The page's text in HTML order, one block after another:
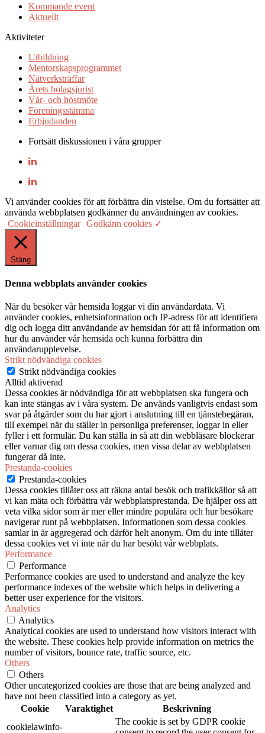
Kommande event
Aktuellt
Aktiviteter
Utbildning
Mentorskapsprogrammet
Nätverksträffar
Årets bolagsjurist
Vår- och höstmöte
Föreningsstämma
Erbjudanden
Fortsätt diskussionen i våra grupper
Vi använder cookies för att förbättra din vistelse. Om du fortsätter att
använda webbplatsen godkänner du användningen av cookies.
Cookieinställningar Godkänn cookies ✓
Stäng
Denna webbplats använder cookies
När du besöker vår hemsida loggar vi din användardata. Vi
använder cookies, enhetsinformation och IP-adress för att identifiera
dig och logga ditt användande av hemsidan för att få information om
hur du använder vår hemsida och kunna förbättra din
användarupplevelse.
Strikt nödvändiga cookies
Strikt nödvändiga cookies
Alltid aktiverad
Dessa cookies är nödvändiga för att webbplatsen ska fungera och
kan inte stängas av i våra system. De används vanligtvis endast som
svar på åtgärder som du har gjort i anslutning till en tjänstebegäran,
till exempel när du ställer in personliga preferenser, loggar in eller
fyller i ett formulär. Du kan ställa in så att din webbläsare blockerar
eller varnar dig om dessa cookies, men vissa delar av webbplatsen
fungerar då inte.
Prestanda-cookies
Prestanda-cookies
Dessa cookies tillåter oss att räkna antal besök och trafikkällor så att
vi kan mäta och förbättra vår webbplatsprestanda. De hjälper oss att
veta vilka sidor som är mer eller mindre populära och hur besökare
navigerar runt på webbplatsen. Informationen som dessa cookies
samlar in är aggregerad och därför helt anonym. Om du inte tillåter
dessa cookies vet vi inte när du har besökt vår webbplats.
Performance
Performance
Performance cookies are used to understand and analyze the key
performance indexes of the website which helps in delivering a
better user experience for the visitors.
Analytics
Analytics
Analytical cookies are used to understand how visitors interact with
the website. These cookies help provide information on metrics the
number of visitors, bounce rate, traffic source, etc.
Others
Others
Other uncategorized cookies are those that are being analyzed and
have not been classified into a category as yet.
Cookie
Varaktighet
Beskrivning
cookielawinfo-
The cookie is set by GDPR cookie